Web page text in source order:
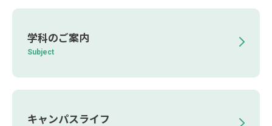
学科のご案内
Subject
キャンパスライフ